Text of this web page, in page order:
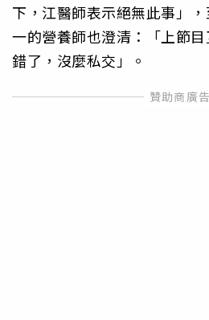
下，江醫師表示絕無此事」
一的營養師也澄清：「上節
錯了，沒麼私交」。